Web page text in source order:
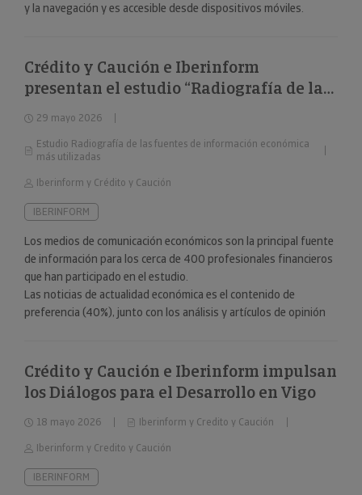
y la navegación y es accesible desde dispositivos móviles.
Crédito y Caución e Iberinform
presentan el estudio “Radiografía de las
fuentes de información económica más
utilizadas”
29 mayo 2026
Estudio Radiografía de las fuentes de información económica
más utilizadas
Iberinform y Crédito y Caución
IBERINFORM
Los medios de comunicación económicos son la principal fuente
de información para los cerca de 400 profesionales financieros
que han participado en el estudio.
Las noticias de actualidad económica es el contenido de
preferencia (40%), junto con los análisis y artículos de opinión
Crédito y Caución e Iberinform impulsan
los Diálogos para el Desarrollo en Vigo
18 mayo 2026
Iberinform y Credito y Caución
Iberinform y Credito y Caución
IBERINFORM